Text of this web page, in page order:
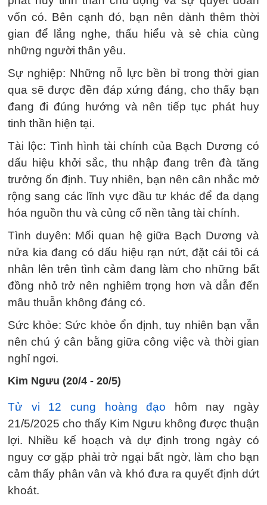
vốn có. Bên cạnh đó, bạn nên dành thêm thời
gian để lắng nghe, thấu hiểu và sẻ chia cùng
những người thân yêu.
Sự nghiệp: Những nỗ lực bền bỉ trong thời gian
qua sẽ được đền đáp xứng đáng, cho thấy bạn
đang đi đúng hướng và nên tiếp tục phát huy
tinh thần hiện tại.
Tài lộc: Tình hình tài chính của Bạch Dương có
dấu hiệu khởi sắc, thu nhập đang trên đà tăng
trưởng ổn định. Tuy nhiên, bạn nên cân nhắc mở
rộng sang các lĩnh vực đầu tư khác để đa dạng
hóa nguồn thu và củng cố nền tảng tài chính.
Tình duyên: Mối quan hệ giữa Bạch Dương và
nửa kia đang có dấu hiệu rạn nứt, đặt cái tôi cá
nhân lên trên tình cảm đang làm cho những bất
đồng nhỏ trở nên nghiêm trọng hơn và dẫn đến
mâu thuẫn không đáng có.
Sức khỏe: Sức khỏe ổn định, tuy nhiên bạn vẫn
nên chú ý cân bằng giữa công việc và thời gian
nghỉ ngơi.
Kim Ngưu (20/4 - 20/5)
Tử vi 12 cung hoàng đạo hôm nay ngày
21/5/2025 cho thấy Kim Ngưu không được thuận
lợi. Nhiều kế hoạch và dự định trong ngày có
nguy cơ gặp phải trở ngại bất ngờ, làm cho bạn
cảm thấy phân vân và khó đưa ra quyết định dứt
khoát.